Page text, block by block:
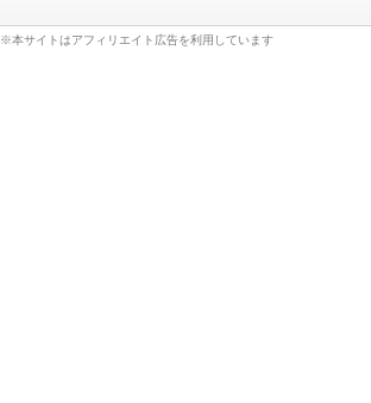
※本サイトはアフィリエイト広告を利用しています